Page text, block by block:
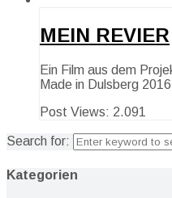
MEIN REVIER
Ein Film aus dem
Made in Dulsberg
Post Views: 2.091
Search for:
Kategorien